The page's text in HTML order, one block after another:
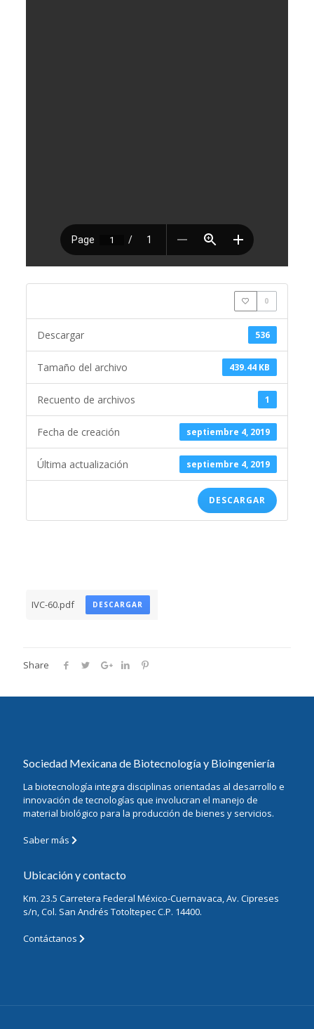
0
536
Descargar
439.44 KB
Tamaño del archivo
1
Recuento de archivos
septiembre 4, 2019
Fecha de creación
septiembre 4, 2019
Última actualización
DESCARGAR
IVC-60.pdf DESCARGAR
Share
Sociedad Mexicana de Biotecnología y Bioingeniería
La biotecnología integra disciplinas orientadas al desarrollo e
innovación de tecnologías que involucran el manejo de
material biológico para la producción de bienes y servicios.
Saber más
Ubicación y contacto
Km. 23.5 Carretera Federal México-Cuernavaca, Av. Cipreses
s/n, Col. San Andrés Totoltepec C.P. 14400.
Contáctanos